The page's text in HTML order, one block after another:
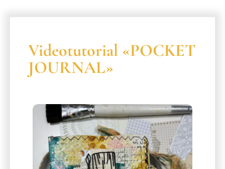
Videotutorial «POCKET
JOURNAL»